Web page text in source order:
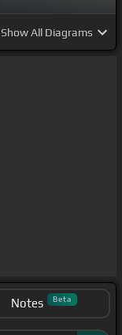
ShowAll Diagrams
Notes Beta